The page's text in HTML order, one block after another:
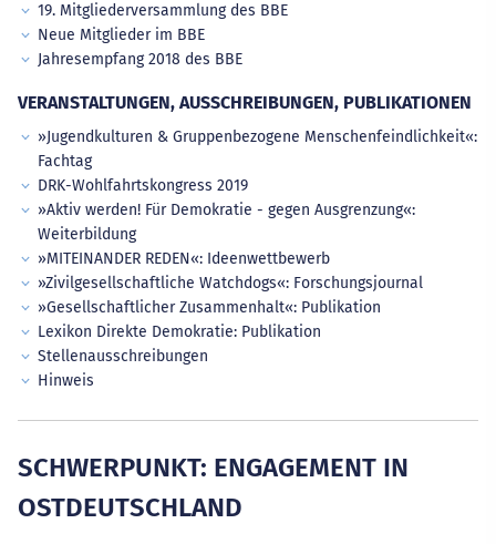
19. Mitgliederversammlung des BBE
Neue Mitglieder im BBE
Jahresempfang 2018 des BBE
VERANSTALTUNGEN, AUSSCHREIBUNGEN, PUBLIKATIONEN
»Jugendkulturen & Gruppenbezogene Menschenfeindlichkeit«:
Fachtag
DRK-Wohlfahrtskongress 2019
»Aktiv werden! Für Demokratie - gegen Ausgrenzung«:
Weiterbildung
»MITEINANDER REDEN«: Ideenwettbewerb
»Zivilgesellschaftliche Watchdogs«: Forschungsjournal
»Gesellschaftlicher Zusammenhalt«: Publikation
Lexikon Direkte Demokratie: Publikation
Stellenausschreibungen
Hinweis
SCHWERPUNKT: ENGAGEMENT IN
OSTDEUTSCHLAND